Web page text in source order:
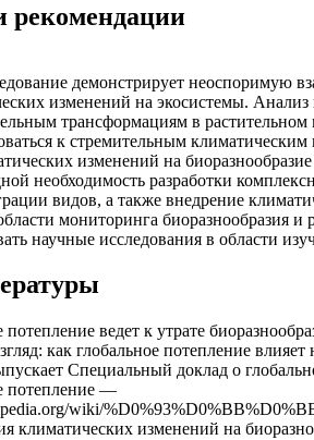
демонстрирует неоспоримую
изменений на экосистемы.
трансформациям в
к стремительным
изменений на
необходимость разработки
видов, а также внедрение
мониторинга биоразнообразия
научные исследования в области
потепление ведет к утрате
как глобальное потепление
Специальный доклад о
потепление —
wiki/
климатических изменений на